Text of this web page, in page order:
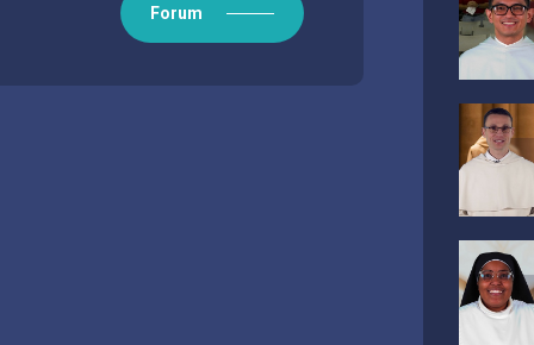
Jésus nous a demandé de le faire -
Forum